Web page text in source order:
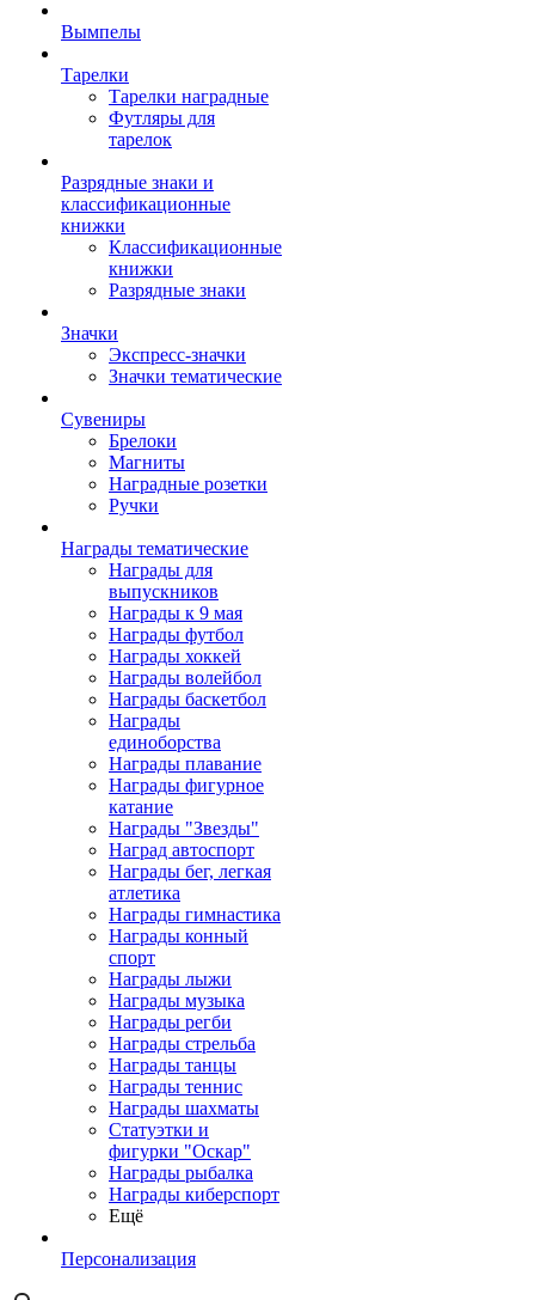
Вымпелы
Тарелки
Тарелки наградные
Футляры для
тарелок
Разрядные знаки и
классификационные
книжки
Классификационные
книжки
Разрядные знаки
Значки
Экспресс-значки
Значки тематические
Сувениры
Брелоки
Магниты
Наградные розетки
Ручки
Награды тематические
Награды для
выпускников
Награды к 9 мая
Награды футбол
Награды хоккей
Награды волейбол
Награды баскетбол
Награды
единоборства
Награды плавание
Награды фигурное
катание
Награды "Звезды"
Наград автоспорт
Награды бег, легкая
атлетика
Награды гимнастика
Награды конный
спорт
Награды лыжи
Награды музыка
Награды регби
Награды стрельба
Награды танцы
Награды теннис
Награды шахматы
Статуэтки и
фигурки "Оскар"
Награды рыбалка
Награды киберспорт
Ещё
Персонализация